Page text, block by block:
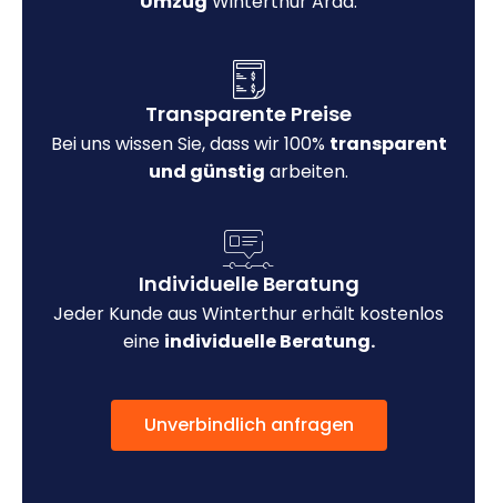
Transparente Preise
Bei uns wissen Sie, dass wir 100% transparent
und günstig arbeiten.
Individuelle Beratung
Jeder Kunde aus Winterthur erhält kostenlos
eine individuelle Beratung.
Unverbindlich anfragen